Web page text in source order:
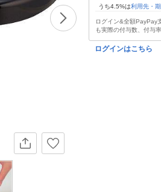
うち4.5%は利用先・
ログイン&全額PayPay
も実際の付与数、付与
ログインはこちら